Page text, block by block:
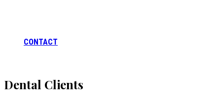
CONTACT
Dental Clients